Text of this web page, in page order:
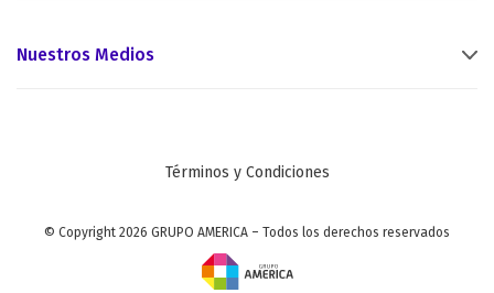
Nuestros Medios
Términos y Condiciones
© Copyright 2026 GRUPO AMERICA – Todos los derechos reservados